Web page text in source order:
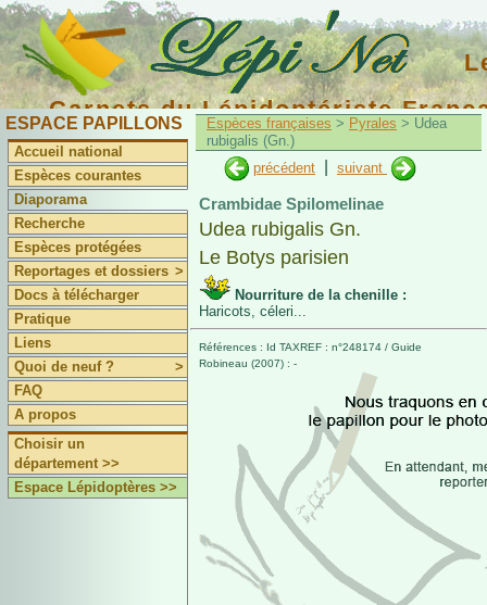
Carnets du Lépidoptériste
ESPACE PAPILLONS
Accueil national
Espèces courantes
Diaporama
Recherche
Espèces protégées
Reportages et dossiers >
Docs à télécharger
Pratique
Liens
Quoi de neuf ?
>
FAQ
A propos
Choisir un
département >>
Espace Lépidoptères >>
Espèces françaises > Pyrales > Udea
rubigalis (Gn.)
précédent
suivant
Crambidae Spilomelinae
Udea rubigalis Gn.
Le Botys parisien
Nourriture de la chenille :
Haricots, céleri...
Références : Id TAXREF : n°248174 / Guide
Robineau (2007) : -